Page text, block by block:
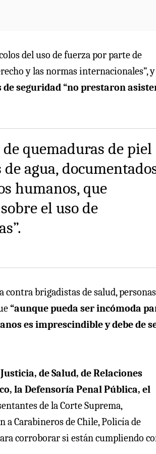
del uso de fuerza por parte de
y las normas internacionales”, y
seguridad “no prestaron
quemaduras de piel
agua,
humanos, que
el uso de
contra brigadistas de salud, personas
“aunque pueda ser incómoda
es imprescindible y debe de
de Salud, de Relaciones
la Defensoría Penal Pública, el
de la Corte Suprema,
Carabineros de Chile, Policía de
corroborar si están cumpliendo